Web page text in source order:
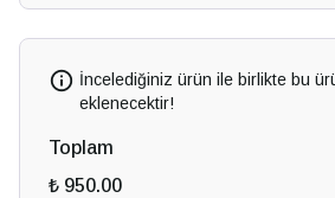
İncelediğiniz ürün ile birlikte bu
eklenecektir!
Toplam
₺ 950.00